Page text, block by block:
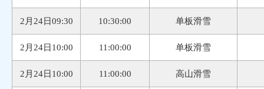
2月24日09:30 10:30:00 单板滑雪
2月24日10:00 11:00:00 单板滑雪
2月24日10:00 11:00:00 高山滑雪